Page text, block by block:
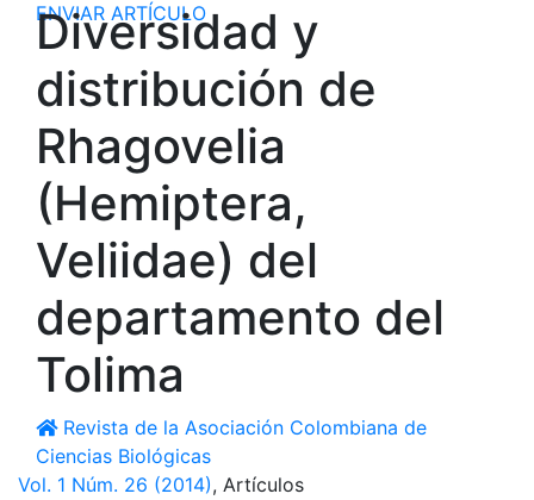
ENVIAR ARTÍCULO
Diversidad y
distribución de
Rhagovelia
(Hemiptera,
Veliidae) del
departamento del
Tolima
Revista de la Asociación Colombiana de
Ciencias Biológicas
Vol. 1 Núm. 26 (2014), Artículos